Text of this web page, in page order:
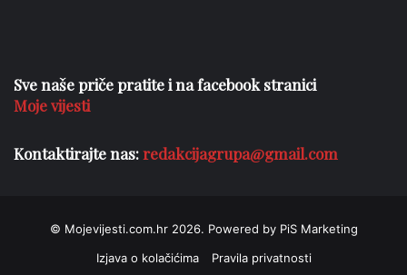
Sve naše priče pratite i na facebook stranici
Moje vijesti
Kontaktirajte nas:redakcijagrupa@gmail.com
© Mojevijesti.com.hr 2026. Powered by PiS Marketing
Izjava o kolačićima
Pravila privatnosti